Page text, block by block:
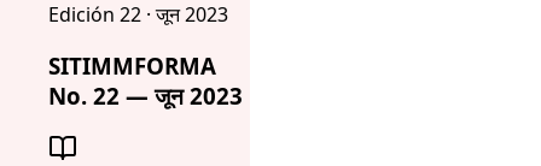
Edición 22 · जून 2023
SITIMMFORMA
No. 22 — जून 2023